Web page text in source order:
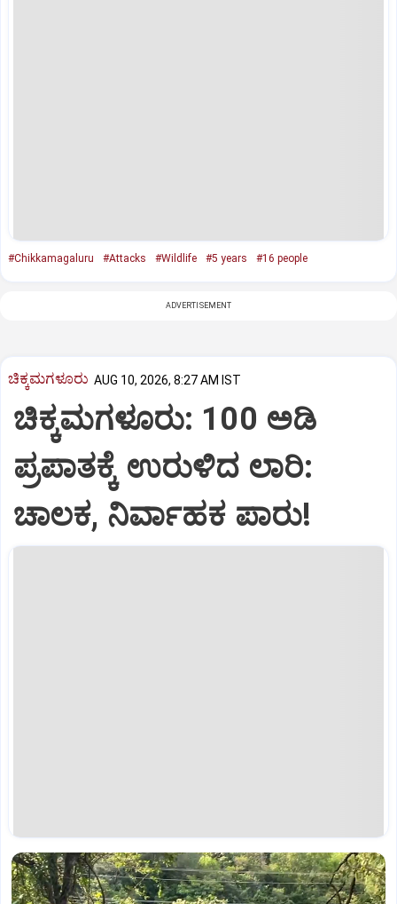
#Chikkamagaluru #Attacks #Wildlife #5 years #16 people
ADVERTISEMENT
ಚಿಕ್ಕಮಗಳೂರು AUG 10, 2026, 8:27 AM IST
ಚಿಕ್ಕಮಗಳೂರು: 100 ಅಡಿ
ಪ್ರಪಾತಕ್ಕೆ ಉರುಳಿದ ಲಾರಿ:
ಚಾಲಕ, ನಿರ್ವಾಹಕ ಪಾರು!